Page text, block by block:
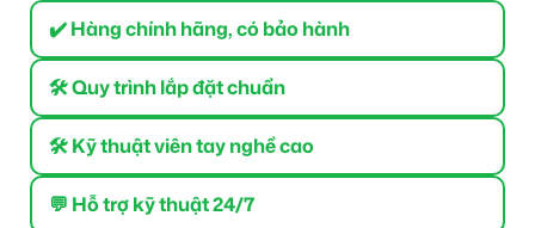
✔️ Hàng chính hãng, có bảo hành
🛠 Quy trình lắp đặt chuẩn
🛠 Kỹ thuật viên tay nghề cao
💬 Hỗ trợ kỹ thuật 24/7